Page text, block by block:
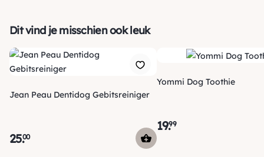
Dit vind je misschien ook leuk
Jean Peau Dentidog Gebitsreiniger
25.00
Yommi Dog Toothie
19.99